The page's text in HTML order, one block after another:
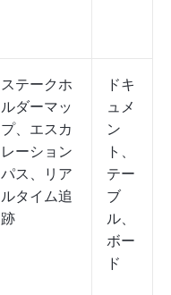
ステークホ
ルダーマッ
プ、エスカ
レーション
パス、リア
ルタイム追
跡
ドキ
ュメ
ン
ト、
テー
ブ
ル、
ボー
ド